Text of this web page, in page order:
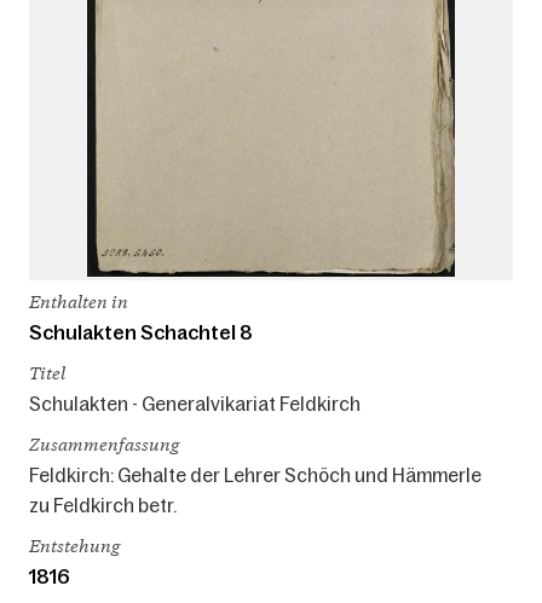
Enthalten in
Schulakten Schachtel 8
Titel
Schulakten - Generalvikariat Feldkirch
Zusammenfassung
Feldkirch: Gehalte der Lehrer Schöch und Hämmerle
zu Feldkirch betr.
Entstehung
1816